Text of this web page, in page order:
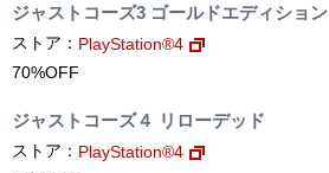
ジャストコーズ3 ゴールドエディション
ストア： PlayStation®4
70%OFF
ジャストコーズ４ リローデッド
ストア： PlayStation®4